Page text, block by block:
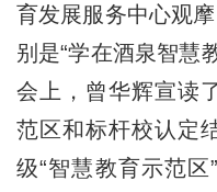
育发展服务中心观
别是“学在酒泉智慧
会上，曾华辉宣读
范区和标杆校认定
级“智慧教育示范